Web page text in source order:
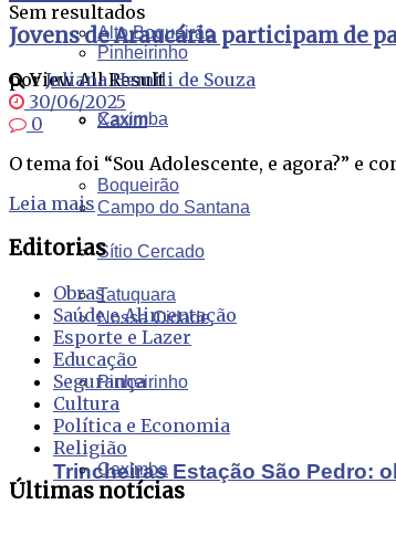
Pinheirinho
Caximba
Boqueirão
Sítio Cercado
Nossa Cidade
Trincheiras Estação São Pedro:
Alto Boqueirão
Xaxim
Campo do Santana
Tatuquara
Pinheirinho
Caximba
Sem resultados
View All Result
Jovens de Araucária participam de
por Juliana Hemili de Souza
30/06/2025
0
O tema foi “Sou Adolescente, e agora?” e
Leia mais
Editorias
Obras
Saúde e Alimentação
Esporte e Lazer
Educação
Segurança
Cultura
Política e Economia
Religião
Últimas notícias